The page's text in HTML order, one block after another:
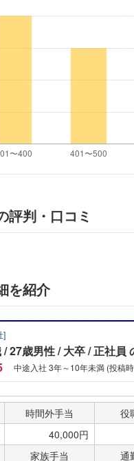
評判・口コミ
を紹介
]
27歳男性 大卒 正社員
中途入社 3年～10年未満 (投稿
時間外手当 役
40,000円
家族手当 通